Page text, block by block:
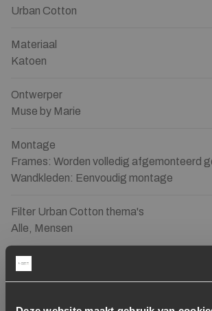
Urban Cotton
Materiaal
Katoen
Ontwerper
Muse by Marie
Montage
Frames: Worden volledig afgemonteerd
Wandkleden: Eenvoudig montage
Filter Urban Cotton thema's
Alle, Mensen
Onderhoud